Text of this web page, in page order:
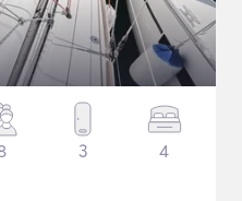
3 4